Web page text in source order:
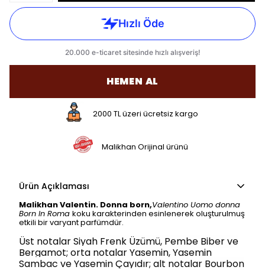
HEMEN AL
2000 TL üzeri ücretsiz kargo
Malikhan Orijinal ürünü
Ürün Açıklaması
Malikhan Valentin. Donna born,Valentino Uomo donna
Born In Roma koku karakterinden esinlenerek oluşturulmuş
etkili bir varyant parfümdür.
Üst notalar Siyah Frenk Üzümü, Pembe Biber ve
Bergamot; orta notalar Yasemin, Yasemin
Sambac ve Yasemin Çayıdır; alt notalar Bourbon